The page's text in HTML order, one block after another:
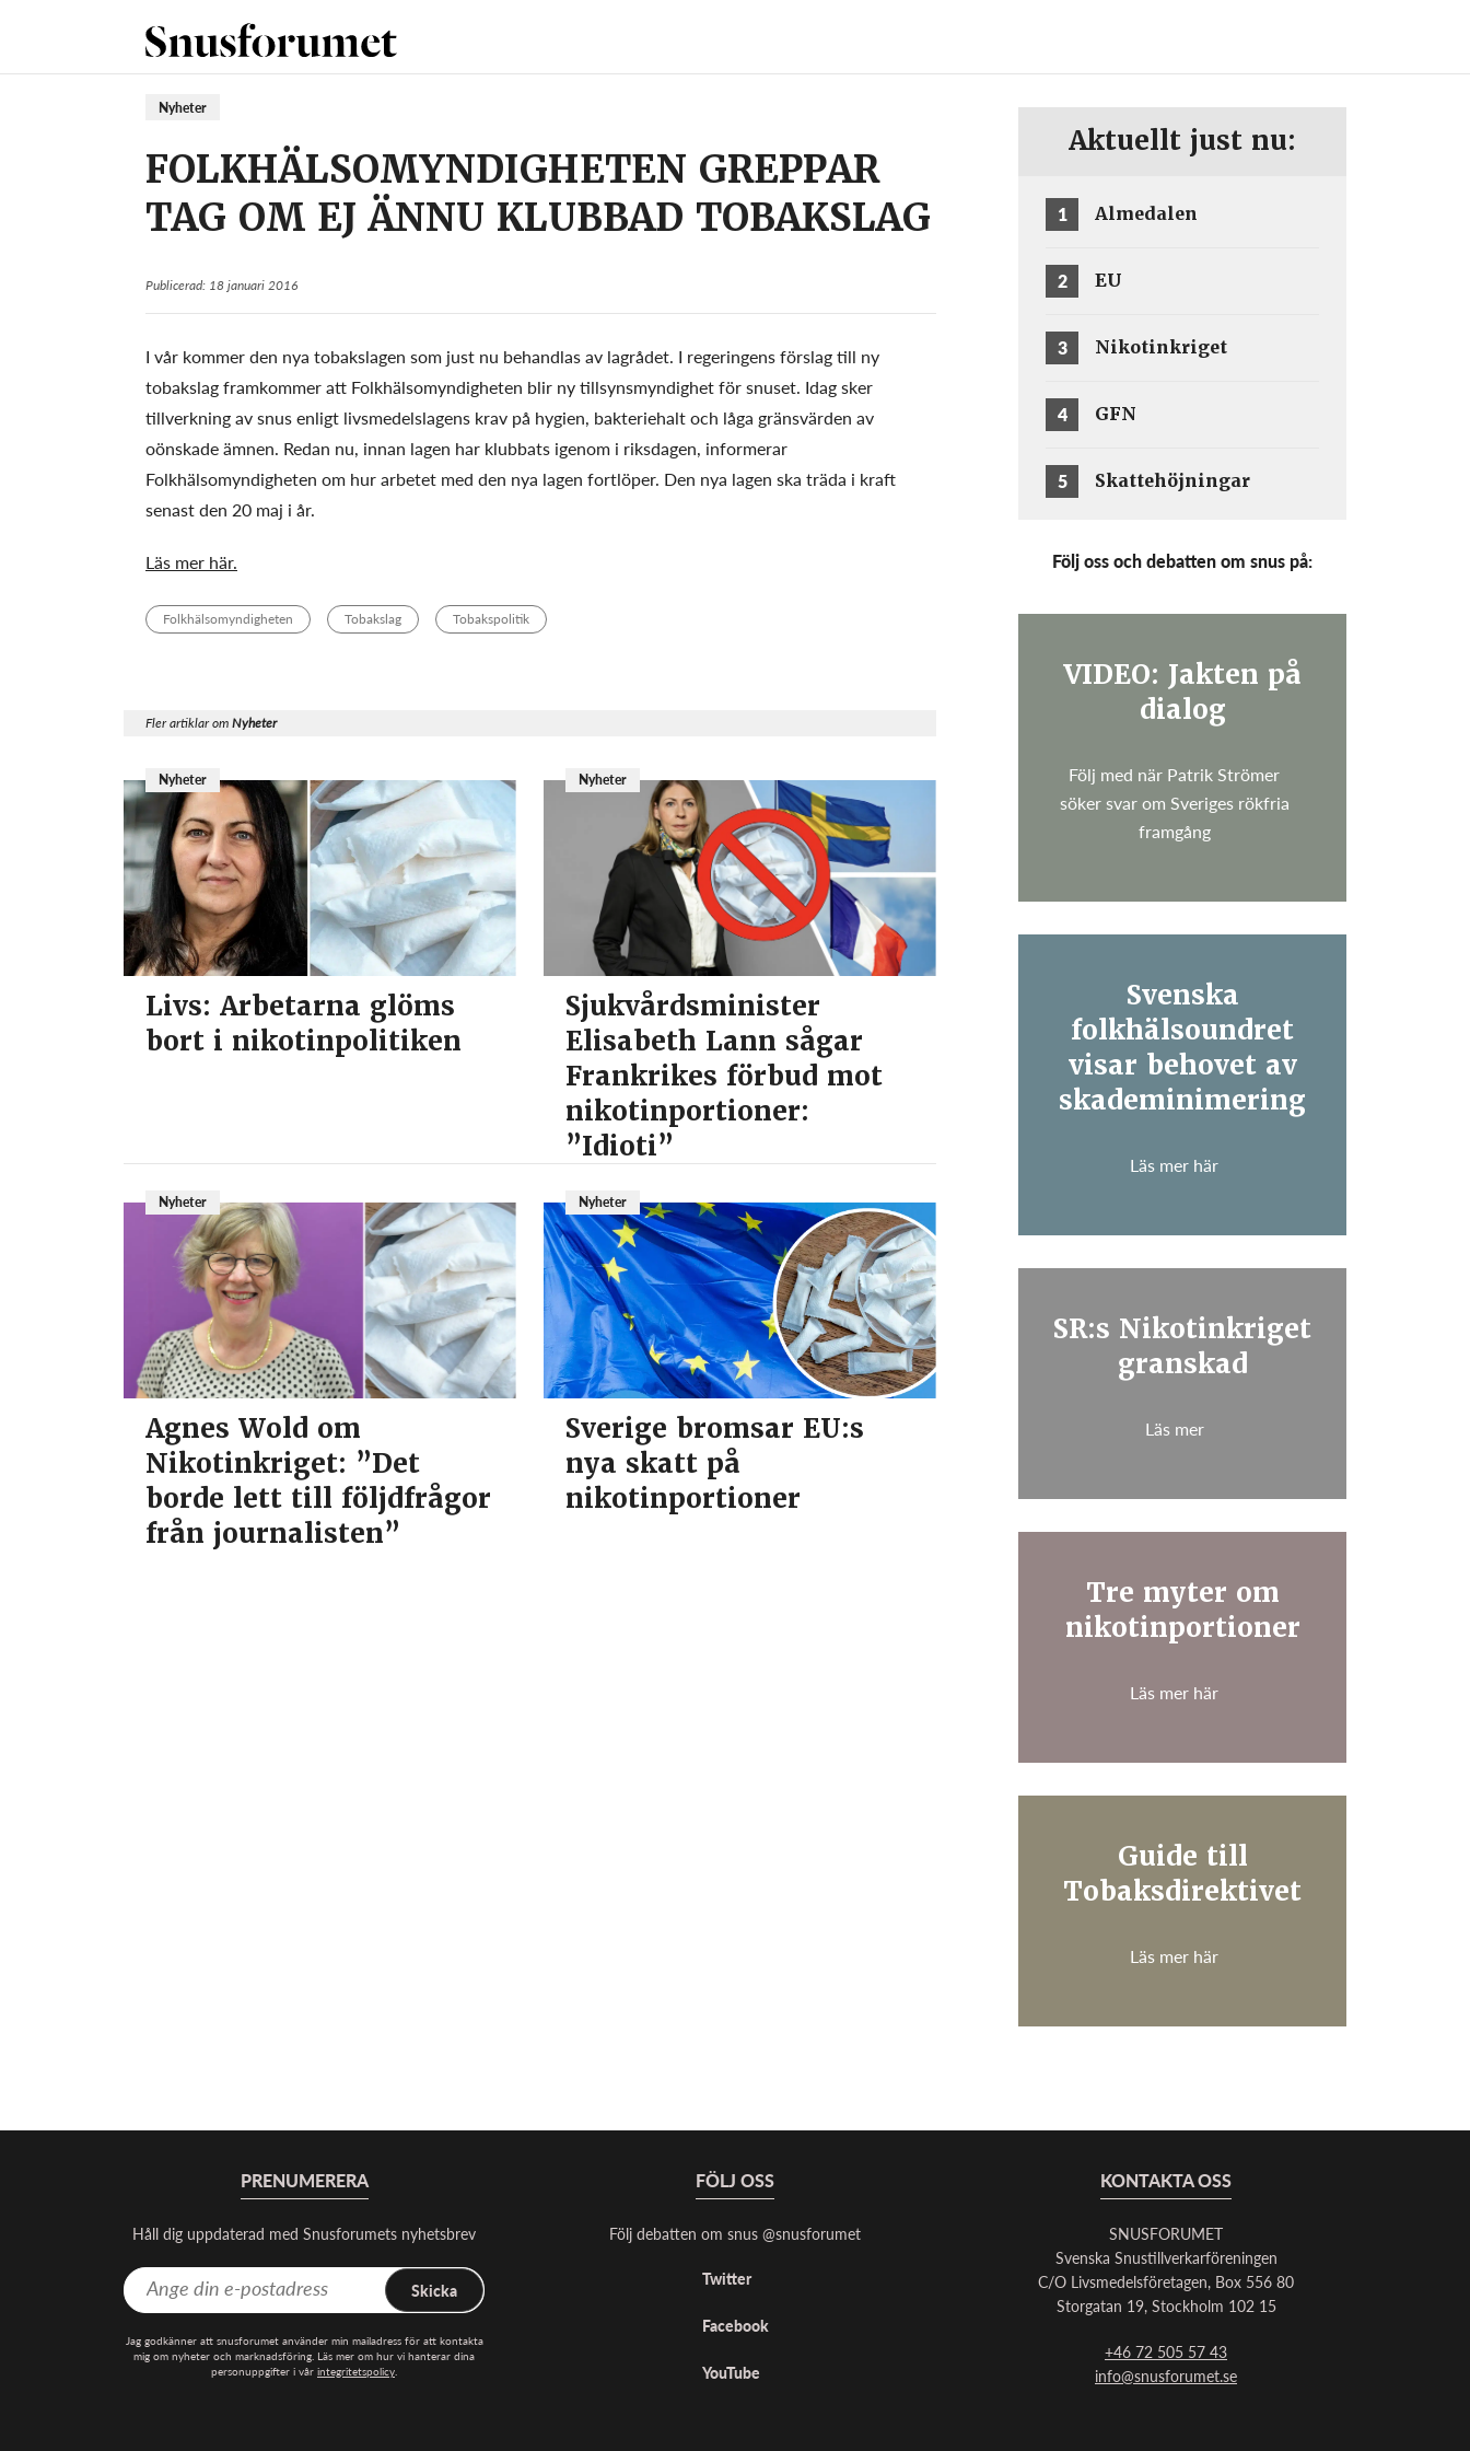
Nyheter
FOLKHÄLSOMYNDIGHETEN GREPPAR
TAG OM EJ ÄNNU KLUBBAD TOBAKSLAG
Publicerad: 18 januari 2016
I vår kommer den nya tobakslagen som just nu behandlas av lagrådet. I regeringens förslag till ny
tobakslag framkommer att Folkhälsomyndigheten blir ny tillsynsmyndighet för snuset. Idag sker
tillverkning av snus enligt livsmedelslagens krav på hygien, bakteriehalt och låga gränsvärden av
oönskade ämnen. Redan nu, innan lagen har klubbats igenom i riksdagen, informerar
Folkhälsomyndigheten om hur arbetet med den nya lagen fortlöper. Den nya lagen ska träda i kraft
senast den 20 maj i år.
Läs mer här.
Folkhälsomyndigheten Tobakslag Tobakspolitik
Fler artiklar omNyheter
Nyheter
Livs: Arbetarna glöms
bort i nikotinpolitiken
Nyheter
Sjukvårdsminister
Elisabeth Lann sågar
Frankrikes förbud mot
nikotinportioner:
”Idioti”
Nyheter
Agnes Wold om
Nikotinkriget: ”Det
borde lett till följdfrågor
från journalisten”
Nyheter
Sverige bromsar EU:s
nya skatt på
nikotinportioner
Aktuellt just nu:
1 Almedalen
2 EU
3 Nikotinkriget
4 GFN
5 Skattehöjningar
Följ oss och debatten om snus på:
VIDEO: Jakten på
dialog
Följ med när Patrik Strömer
söker svar om Sveriges rökfria
framgång
Svenska
folkhälsoundret
visar behovet av
skademinimering
Läs mer här
SR:s Nikotinkriget
granskad
Läs mer
Tre myter om
nikotinportioner
Läs mer här
Guide till
Tobaksdirektivet
Läs mer här
PRENUMERERA
Håll dig uppdaterad med Snusforumets nyhetsbrev
Skicka
Jag godkänner att snusforumet använder min mailadress för att kontakta
mig om nyheter och marknadsföring. Läs mer om hur vi hanterar dina
personuppgifter i vår integritetspolicy.
FÖLJ OSS
Följ debatten om snus @snusforumet
Twitter
Facebook
YouTube
KONTAKTA OSS
SNUSFORUMET
Svenska Snustillverkarföreningen
C/O Livsmedelsföretagen, Box 556 80
Storgatan 19, Stockholm 102 15
+46 72 505 57 43
info@snusforumet.se